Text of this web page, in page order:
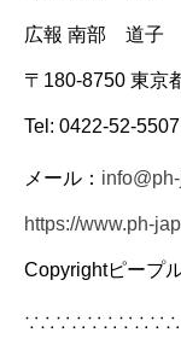
広報 南部 道子
〒180-8750 東京
Tel: 0422-52-
メール：
https://www.ph-
Copyrightピープ